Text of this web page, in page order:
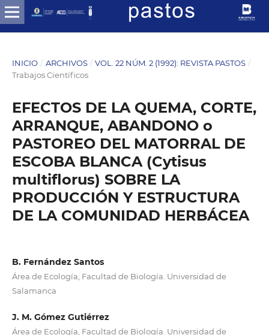
INICIO / ARCHIVOS / VOL. 22 NÚM. 2 (1992): REVISTA PASTOS /
Trabajos Científicos
EFECTOS DE LA QUEMA, CORTE,
ARRANQUE, ABANDONO o
PASTOREO DEL MATORRAL DE
ESCOBA BLANCA (Cytisus
multiflorus) SOBRE LA
PRODUCCIÓN Y ESTRUCTURA
DE LA COMUNIDAD HERBÁCEA
B. Fernández Santos
Área de Ecología, Facultad de Biología. Universidad de
Salamanca
J. M. Gómez Gutiérrez
Área de Ecología, Facultad de Biología. Universidad de